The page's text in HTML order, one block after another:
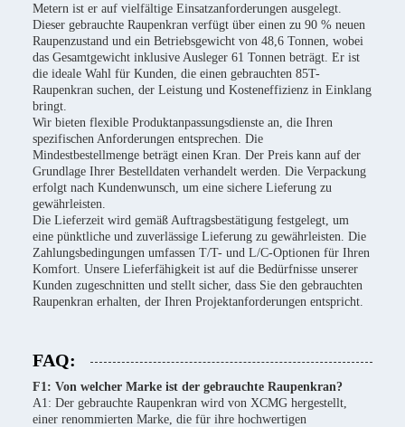
Metern ist er auf vielfältige Einsatzanforderungen ausgelegt.
Dieser gebrauchte Raupenkran verfügt über einen zu 90 % neuen
Raupenzustand und ein Betriebsgewicht von 48,6 Tonnen, wobei
das Gesamtgewicht inklusive Ausleger 61 Tonnen beträgt. Er ist
die ideale Wahl für Kunden, die einen gebrauchten 85T-
Raupenkran suchen, der Leistung und Kosteneffizienz in Einklang
bringt.
Wir bieten flexible Produktanpassungsdienste an, die Ihren
spezifischen Anforderungen entsprechen. Die
Mindestbestellmenge beträgt einen Kran. Der Preis kann auf der
Grundlage Ihrer Bestelldaten verhandelt werden. Die Verpackung
erfolgt nach Kundenwunsch, um eine sichere Lieferung zu
gewährleisten.
Die Lieferzeit wird gemäß Auftragsbestätigung festgelegt, um
eine pünktliche und zuverlässige Lieferung zu gewährleisten. Die
Zahlungsbedingungen umfassen T/T- und L/C-Optionen für Ihren
Komfort. Unsere Lieferfähigkeit ist auf die Bedürfnisse unserer
Kunden zugeschnitten und stellt sicher, dass Sie den gebrauchten
Raupenkran erhalten, der Ihren Projektanforderungen entspricht.
FAQ:
F1: Von welcher Marke ist der gebrauchte Raupenkran?
A1: Der gebrauchte Raupenkran wird von XCMG hergestellt,
einer renommierten Marke, die für ihre hochwertigen